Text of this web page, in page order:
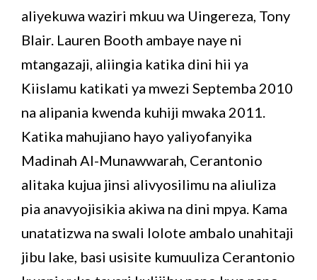
aliyekuwa waziri mkuu wa Uingereza, Tony
Blair. Lauren Booth ambaye naye ni
mtangazaji, aliingia katika dini hii ya
Kiislamu katikati ya mwezi Septemba 2010
na alipania kwenda kuhiji mwaka 2011.
Katika mahujiano hayo yaliyofanyika
Madinah Al-Munawwarah, Cerantonio
alitaka kujua jinsi alivyosilimu na aliuliza
pia anavyojisikia akiwa na dini mpya. Kama
unatatizwa na swali lolote ambalo unahitaji
jibu lake, basi usisite kumuuliza Cerantonio